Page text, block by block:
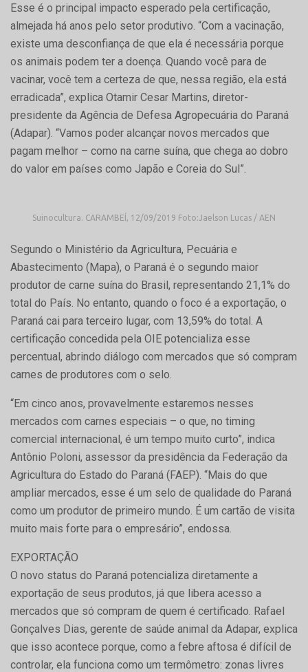
Esse é o principal impacto esperado pela certificação,
almejada há anos pelo setor produtivo. “Com a vacinação,
existe uma desconfiança de que ela é necessária porque
os animais podem ter a doença. Quando você para de
vacinar, você tem a certeza de que, nessa região, ela está
erradicada”, explica Otamir Cesar Martins, diretor-
presidente da Agência de Defesa Agropecuária do Paraná
(Adapar). “Vamos poder alcançar novos mercados que
pagam melhor – como na carne suína, que chega ao dobro
do valor em países como Japão e Coreia do Sul”.
Suinocultura. CARAMBEÍ, 12/09/2019 Foto:Jaelson Lucas / AEN
Segundo o Ministério da Agricultura, Pecuária e
Abastecimento (Mapa), o Paraná é o segundo maior
produtor de carne suína do Brasil, representando 21,1% do
total do País. No entanto, quando o foco é a exportação, o
Paraná cai para terceiro lugar, com 13,59% do total. A
certificação concedida pela OIE potencializa esse
percentual, abrindo diálogo com mercados que só compram
carnes de produtores com o selo.
“Em cinco anos, provavelmente estaremos nesses
mercados com carnes especiais – o que, no timing
comercial internacional, é um tempo muito curto”, indica
Antônio Poloni, assessor da presidência da Federação da
Agricultura do Estado do Paraná (FAEP). “Mais do que
ampliar mercados, esse é um selo de qualidade do Paraná
como um produtor de primeiro mundo. É um cartão de visita
muito mais forte para o empresário”, endossa.
EXPORTAÇÃO
O novo status do Paraná potencializa diretamente a
exportação de seus produtos, já que libera acesso a
mercados que só compram de quem é certificado. Rafael
Gonçalves Dias, gerente de saúde animal da Adapar, explica
que isso acontece porque, como a febre aftosa é difícil de
controlar, ela funciona como um termômetro: zonas livres